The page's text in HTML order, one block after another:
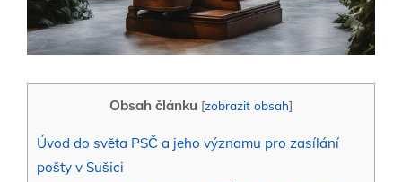
Obsah článku [zobrazit obsah]
Úvod do světa PSČ a jeho významu pro zasílání
pošty v Sušici